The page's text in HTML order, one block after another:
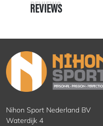
REVIEWS
REVIEWS
Nihon Sport Nederland BV
Waterdijk 4